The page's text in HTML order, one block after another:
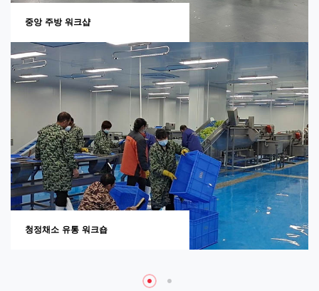
중앙 주방 워크샵
청정채소 유통 워크숍